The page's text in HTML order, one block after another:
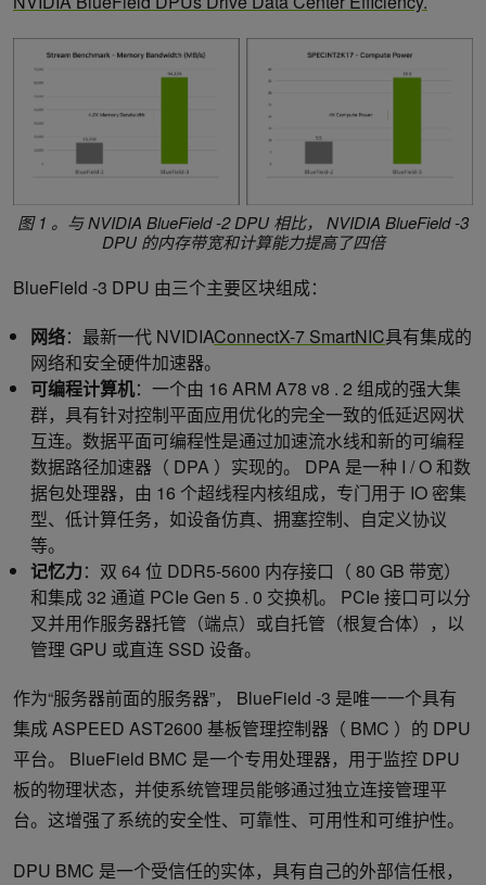
图 1 。 与 NVIDIA BlueField -2 DPU 相比， NVIDIA BlueField -3
DPU 的内存带宽和计算能力提高了四倍
BlueField -3 DPU 由三个主要区块组成：
网络：最新一代 NVIDIAConnectX-7 SmartNIC具有集成的
网络和安全硬件加速器。
可编程计算机：一个由 16 ARM A78 v8 . 2 组成的强大集
群，具有针对控制平面应用优化的完全一致的低延迟网状
互连。数据平面可编程性是通过加速流水线和新的可编程
数据路径加速器（ DPA ）实现的。 DPA 是一种 I / O 和数
据包处理器，由 16 个超线程内核组成，专门用于 IO 密集
型、低计算任务，如设备仿真、拥塞控制、自定义协议
等。​
记忆力：双 64 位 DDR5-5600 内存接口（ 80 GB 带宽）
和集成 32 通道 PCIe Gen 5 . 0 交换机。 PCIe 接口可以分
叉并用作服务器托管（端点）或自托管（根复合体），以
管理 GPU 或直连 SSD 设备。
作为“服务器前面的服务器”， BlueField -3 是唯一一个具有
集成 ASPEED AST2600 基板管理控制器（ BMC ）的 DPU
平台。 BlueField BMC 是一个专用处理器，用于监控 DPU
板的物理状态，并使系统管理员能够通过独立连接管理平
台。这增强了系统的安全性、可靠性、可用性和可维护性。
DPU BMC 是一个受信任的实体，具有自己的外部信任根，